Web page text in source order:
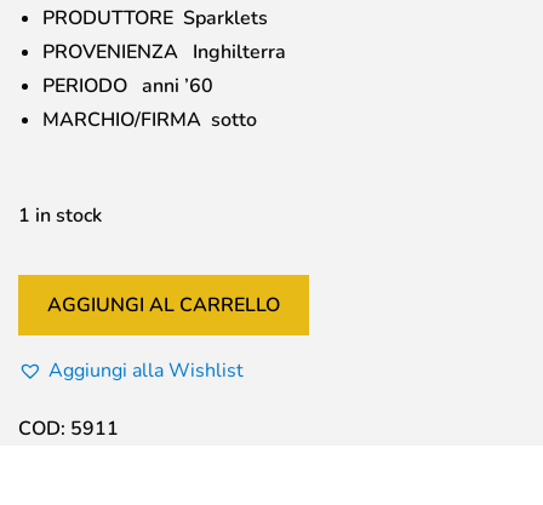
PRODUTTORE Sparklets
PROVENIENZA Inghilterra
PERIODO anni ’60
MARCHIO/FIRMA sotto
1 in stock
AGGIUNGI AL CARRELLO
Aggiungi alla Wishlist
COD: 5911